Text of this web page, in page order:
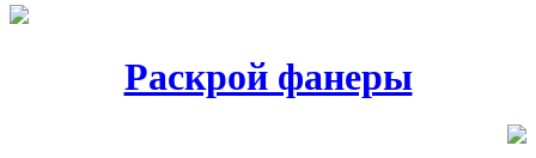
Раскрой фанеры